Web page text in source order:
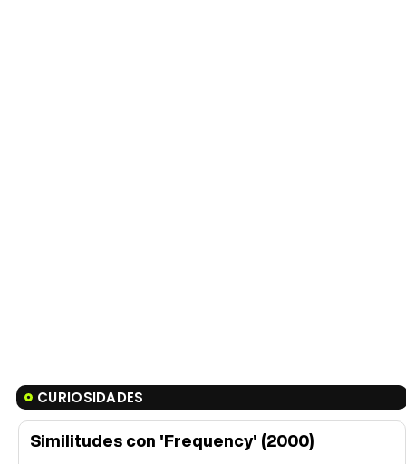
CURIOSIDADES
Similitudes con 'Frequency' (2000)